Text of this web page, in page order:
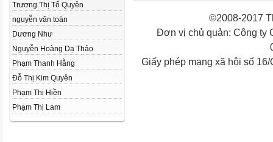
Trương Thị Tố Quyên
nguyễn văn toàn
Dương Như
Nguyễn Hoàng Dạ Thảo
Phạm Thanh Hằng
Đỗ Thị Kim Quyên
Phạm Thị Hiền
Phạm Thị Lam
©2008-2017
Đơn vị chủ quản: Công ty
Giấy phép mạng xã hội số